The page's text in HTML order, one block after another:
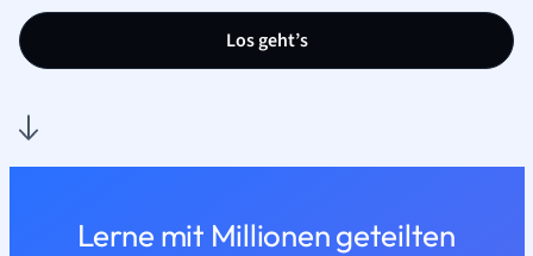
Los geht’s
Lerne mit Millionen geteilten